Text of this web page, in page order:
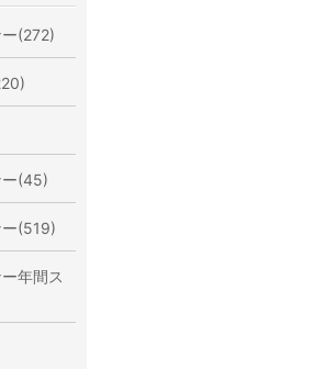
(272)
ー(45)
(519)
年間ス